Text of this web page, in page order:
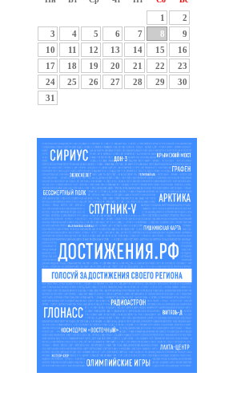
1
2
3
4 5 6 7 8
9
10
11 12 13 14 15
16
17
18 19 20 21 22
23
24
25 26 27 28 29
30
31